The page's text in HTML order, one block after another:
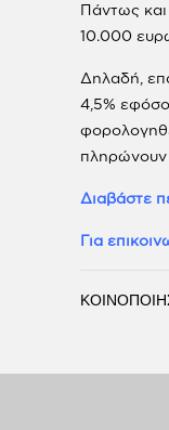
Πάντως
10.000
Δηλαδή,
4,5%
πληρώνουν
Διαβάστε
Για